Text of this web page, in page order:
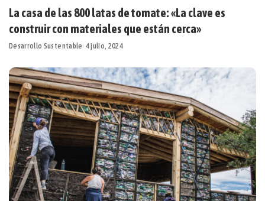
La casa de las 800 latas de tomate: «La clave es
construir con materiales que están cerca»
Desarrollo Sustentable 4 julio, 2024